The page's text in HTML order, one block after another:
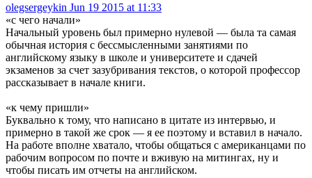
olegsergeykin Jun 19 2015 at 11:33
«с чего начали»
Начальный уровень был примерно нулевой — была та самая
обычная история с бессмысленными занятиями по
английскому языку в школе и университете и сдачей
экзаменов за счет зазубривания текстов, о которой профессор
рассказывает в начале книги.
«к чему пришли»
Буквально к тому, что написано в цитате из интервью, и
примерно в такой же срок — я ее поэтому и вставил в начало.
На работе вполне хватало, чтобы общаться с американцами по
рабочим вопросом по почте и вживую на митингах, ну и
чтобы писать им отчеты на английском.